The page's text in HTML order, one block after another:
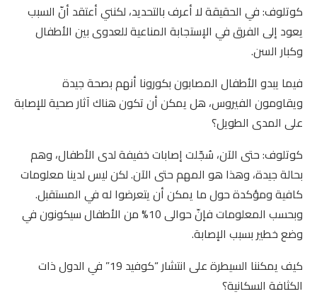
كوتلوف: في الحقيقة لا أعرف بالتحديد، لكنني أعتقد أنّ السبب
يعود إلى الفرق في الإستجابة المناعية للعدوى بين الأطفال
وكبار السن.
فيما يبدو الأطفال المصابون بكورونا أنهم بصحة جيدة
ويقاومون الفيروس، هل يمكن أن تكون هناك آثار صحية للإصابة
على المدى الطويل؟
كوتلوف: حتى الآن، سُجّلت إصابات خفيفة لدى الأطفال، وهم
بحالة جيدة، وهذا هو المهم حتى الآن. لكن ليس لدينا معلومات
كافية ومؤكدة حول ما يمكن أن يتعرضوا له في المستقبل.
وبحسب المعلومات فإنّ حوالى 10% من الأطفال سيكونون في
وضع خطير بسبب الإصابة.
كيف يمكننا السيطرة على انتشار “كوفيد 19” في الدول ذات
الكثافة السكانية؟